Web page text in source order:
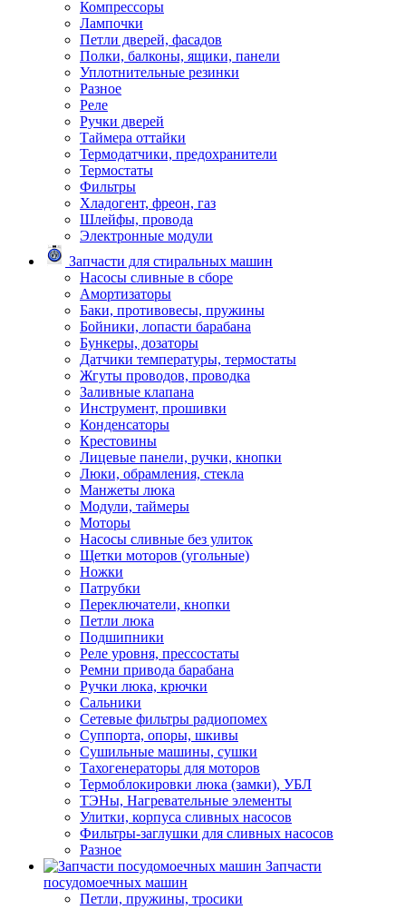
Компрессоры
Лампочки
Петли дверей, фасадов
Полки, балконы, ящики, панели
Уплотнительные резинки
Разное
Реле
Ручки дверей
Таймера оттайки
Термодатчики, предохранители
Термостаты
Фильтры
Хладогент, фреон, газ
Шлейфы, провода
Электронные модули
Запчасти для стиральных машин
Насосы сливные в сборе
Амортизаторы
Баки, противовесы, пружины
Бойники, лопасти барабана
Бункеры, дозаторы
Датчики температуры, термостаты
Жгуты проводов, проводка
Заливные клапана
Инструмент, прошивки
Конденсаторы
Крестовины
Лицевые панели, ручки, кнопки
Люки, обрамления, стекла
Манжеты люка
Модули, таймеры
Моторы
Насосы сливные без улиток
Щетки моторов (угольные)
Ножки
Патрубки
Переключатели, кнопки
Петли люка
Подшипники
Реле уровня, прессостаты
Ремни привода барабана
Ручки люка, крючки
Сальники
Сетевые фильтры радиопомех
Суппорта, опоры, шкивы
Сушильные машины, сушки
Тахогенераторы для моторов
Термоблокировки люка (замки), УБЛ
ТЭНы, Нагревательные элементы
Улитки, корпуса сливных насосов
Фильтры-заглушки для сливных насосов
Разное
Запчасти
посудомоечных машин
Петли, пружины, тросики